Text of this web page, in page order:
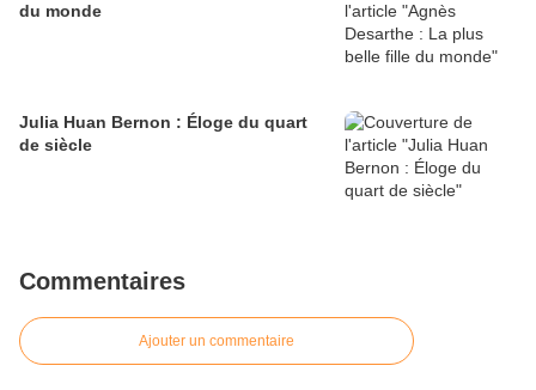
du monde
Julia Huan Bernon : Éloge du quart
de siècle
Commentaires
Ajouter un commentaire